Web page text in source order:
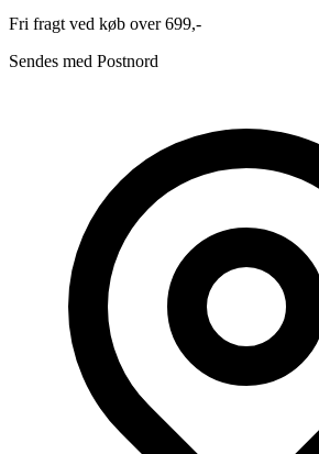
Fri fragt ved køb over 699,-
Sendes med Postnord